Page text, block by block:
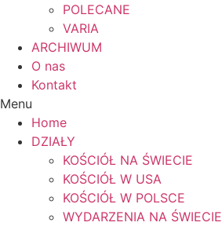
POLECANE
VARIA
ARCHIWUM
O nas
Kontakt
Menu
Home
DZIAŁY
KOŚCIÓŁ NA ŚWIECIE
KOŚCIÓŁ W USA
KOŚCIÓŁ W POLSCE
WYDARZENIA NA ŚWIECIE